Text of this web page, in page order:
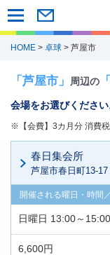
HOME > 卓球 > 芦屋市
「芦屋市」 周辺の
会場をお選びください
※【会費】3カ月分 消費
春日集会所
芦屋市春日町13-17
日曜日 13:00～
6,600円